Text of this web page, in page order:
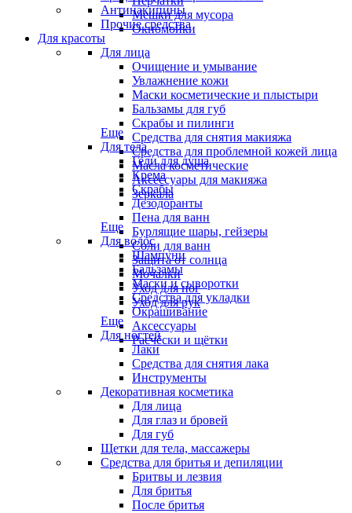
Мешки для мусора
Окномойки
Антинакипины
Прочие средства
Для красоты
Для лица
Очищение и умывание
Увлажнение кожи
Маски косметические и плыстыри
Бальзамы для губ
Скрабы и пилинги
Средства для снятия макияжа
Средства для проблемной кожей лица
Масла косметические
Аксессуары для макияжа
Зеркала
Еще
Для тела
Гели для душа
Крема
Скрабы
Дезодоранты
Пена для ванн
Бурлящие шары, гейзеры
Соли для ванн
Защита от солнца
Мочалки
Уход для ног
Уход для рук
Еще
Для волос
Шампуни
Бальзамы
Маски и сыворотки
Средства для укладки
Окрашивание
Аксессуары
Расчёски и щётки
Еще
Для ногтей
Лаки
Средства для снятия лака
Инструменты
Декоративная косметика
Для лица
Для глаз и бровей
Для губ
Щетки для тела, массажеры
Средства для бритья и депиляции
Бритвы и лезвия
Для бритья
После бритья